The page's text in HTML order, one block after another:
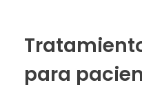
para